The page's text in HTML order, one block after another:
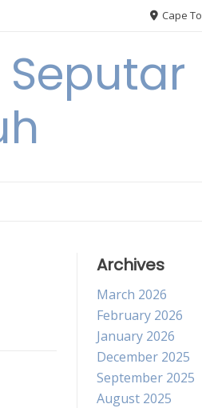
Cape
Seputar
Archives
March 2026
February 2026
January 2026
December 2025
September 2025
August 2025